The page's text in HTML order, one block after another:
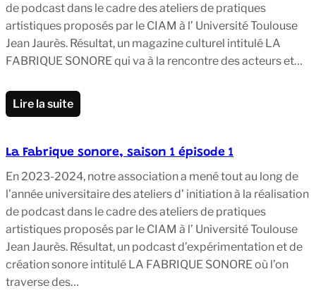
de podcast dans le cadre des ateliers de pratiques
artistiques proposés par le CIAM à l’ Université Toulouse
Jean Jaurès. Résultat, un magazine culturel intitulé LA
FABRIQUE SONORE qui va à la rencontre des acteurs et…
Lire la suite
La Fabrique sonore, saison 1 épisode 1
En 2023-2024, notre association a mené tout au long de
l’année universitaire des ateliers d’ initiation à la réalisation
de podcast dans le cadre des ateliers de pratiques
artistiques proposés par le CIAM à l’ Université Toulouse
Jean Jaurès. Résultat, un podcast d’expérimentation et de
création sonore intitulé LA FABRIQUE SONORE où l’on
traverse des…